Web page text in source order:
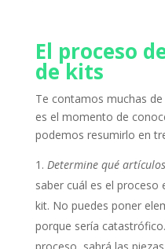
El proceso
de kits
Te contamos muchas
es el momento de
podemos resumirlo en
Determine qué
saber cuál es el proceso
kit. No puedes poner
porque sería catastrófico.